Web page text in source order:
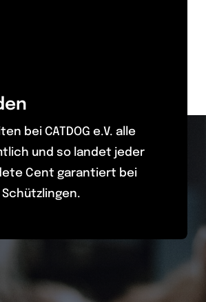
bei CATDOG e.V. alle
und so landet jeder
Cent garantiert bei